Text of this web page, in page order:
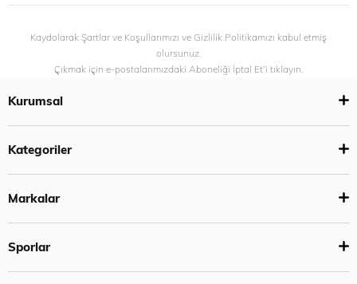
Kaydolarak Şartlar ve Koşullarımızı ve Gizlilik Politikamızı kabul etmiş
olursunuz.
Çıkmak için e-postalarımızdaki Aboneliği İptal Et’i tıklayın.
Kurumsal
Kategoriler
Markalar
Sporlar